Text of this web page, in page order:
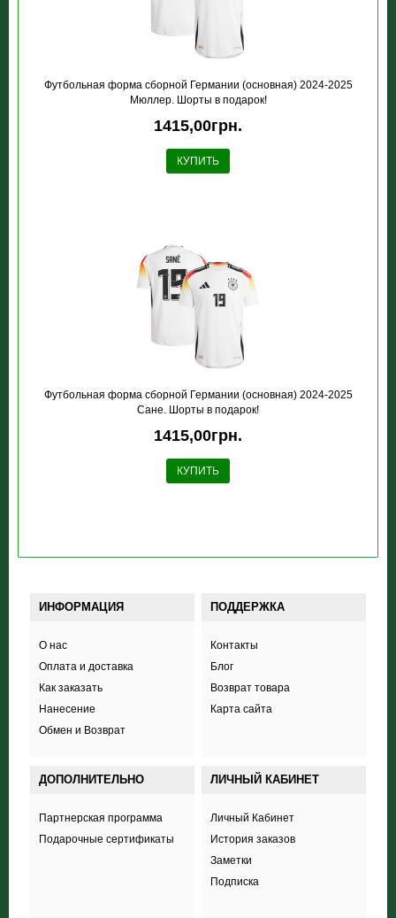
Футбольная форма сборной Германии (основная) 2024-2025
Мюллер. Шорты в подарок!
1415,00грн.
КУПИТЬ
Футбольная форма сборной Германии (основная) 2024-2025
Сане. Шорты в подарок!
1415,00грн.
КУПИТЬ
ИНФОРМАЦИЯ
О нас
Оплата и доставка
Как заказать
Нанесение
Обмен и Возврат
ПОДДЕРЖКА
Контакты
Блог
Возврат товара
Карта сайта
ДОПОЛНИТЕЛЬНО
Партнерская программа
Подарочные сертификаты
ЛИЧНЫЙ КАБИНЕТ
Личный Кабинет
История заказов
Заметки
Подписка